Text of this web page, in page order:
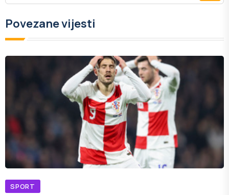
Povezane vijesti
SPORT